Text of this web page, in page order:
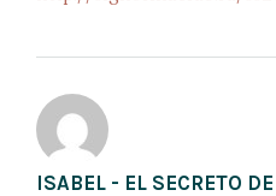
ISABEL - EL SECRETO